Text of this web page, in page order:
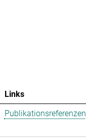
Links
Publikationsreferenzen